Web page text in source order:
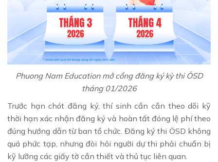
Phuong Nam Education mở cổng đăng ký kỳ thi ÖSD
tháng 01/2026
Trước hạn chót đăng ký, thí sinh cần cần theo dõi kỹ
thời hạn xác nhận đăng ký và hoàn tất đóng lệ phí theo
đúng hướng dẫn từ ban tổ chức. Đăng ký thi ÖSD không
quá phức tạp, nhưng đòi hỏi người dự thi phải chuẩn bị
kỹ lưỡng các giấy tờ cần thiết và thủ tục liên quan.